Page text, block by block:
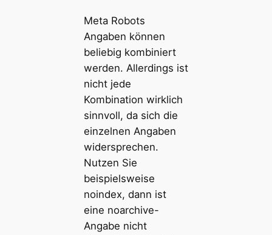
Meta Robots
Angaben können
beliebig kombiniert
werden. Allerdings ist
nicht jede
Kombination wirklich
sinnvoll, da sich die
einzelnen Angaben
widersprechen.
Nutzen Sie
beispielsweise
noindex, dann ist
eine noarchive-
Angabe nicht